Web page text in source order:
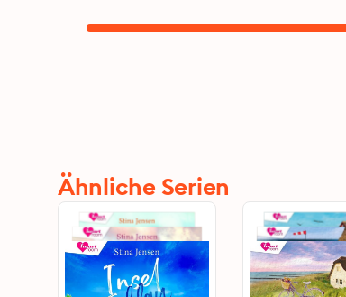
Ähnliche Serien